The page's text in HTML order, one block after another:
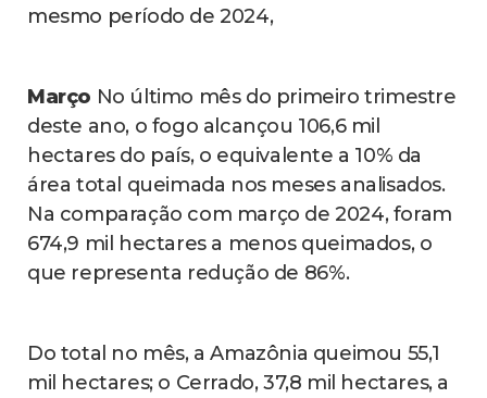
mesmo período de 2024,
Março No último mês do primeiro trimestre
deste ano, o fogo alcançou 106,6 mil
hectares do país, o equivalente a 10% da
área total queimada nos meses analisados.
Na comparação com março de 2024, foram
674,9 mil hectares a menos queimados, o
que representa redução de 86%.
Do total no mês, a Amazônia queimou 55,1
mil hectares; o Cerrado, 37,8 mil hectares, a